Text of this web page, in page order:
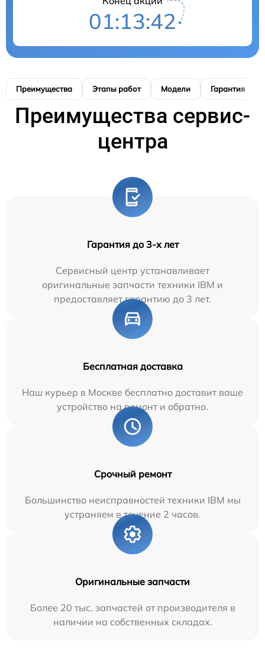
01:13:41
Преимущества Этапы работ Модели Гарантия
Преимущества сервис-
центра
Гарантия до 3-х лет
Сервисный центр устанавливает
оригинальные запчасти техники IBM и
предоставляет гарантию до 3 лет.
Бесплатная доставка
Наш курьер в Москве бесплатно доставит ваше
устройство на ремонт и обратно.
Срочный ремонт
Большинство неисправностей техники IBM мы
устраняем в течение 2 часов.
Оригинальные запчасти
Более 20 тыс. запчастей от производителя в
наличии на собственных складах.